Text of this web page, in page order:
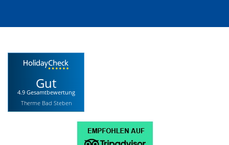
Gut
4.9 Gesamtbewertung
Therme Bad Steben